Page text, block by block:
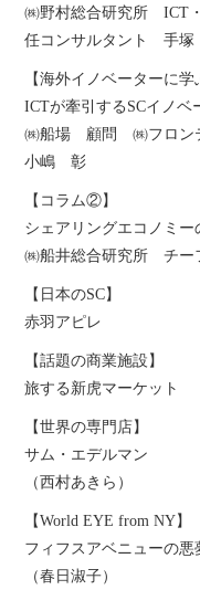
㈱野村総合研究所 ICT
任コンサルタント 手
【海外イノベーターに学
ICTが牽引するSCイノベ
㈱船場 顧問 ㈱フロン
小嶋 彰
【コラム②】
シェアリングエコノミー
㈱船井総合研究所 チ
【日本のSC】
赤羽アピレ
【話題の商業施設】
旅する新虎マーケット
【世界の専門店】
サム・エデルマン
（西村あきら）
【World EYE from NY】
フィフスアベニューの
（春日淑子）